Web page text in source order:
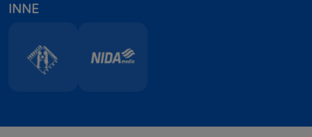
INNE